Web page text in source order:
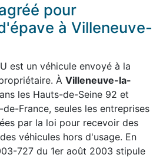
pour
à Villeneuve-
est un véhicule envoyé à la
À Villeneuve-la-
les Hauts-de-Seine 92 et
France, seules les entreprises
par la loi pour recevoir des
véhicules hors d'usage. En
727 du 1er août 2003 stipule